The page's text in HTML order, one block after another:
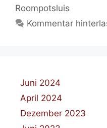
Roompotsluis
Kommentar
Juni 2024
April 2024
Dezember 2023